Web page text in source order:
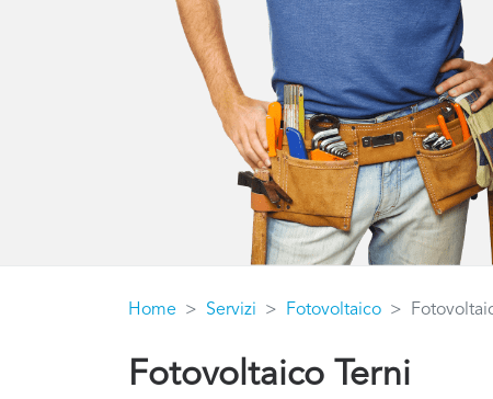
Home Servizi Fotovoltaico
Fotovoltaico Terni